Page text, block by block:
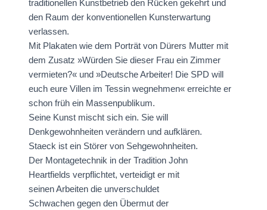
traditionellen Kunstbetrieb den Rücken gekehrt und
den Raum der konventionellen Kunsterwartung
verlassen.
Mit Plakaten wie dem Porträt von Dürers Mutter mit
dem Zusatz »Würden Sie dieser Frau ein Zimmer
vermieten?« und »Deutsche Arbeiter! Die SPD will
euch eure Villen im Tessin wegnehmen« erreichte er
schon früh ein Massenpublikum.
Seine Kunst mischt sich ein. Sie will
Denkgewohnheiten verändern und aufklären.
Staeck ist ein Störer von Sehgewohnheiten.
Der Montagetechnik in der Tradition John
Heartfields verpflichtet, verteidigt er mit
seinen Arbeiten die unverschuldet
Schwachen gegen den Übermut der